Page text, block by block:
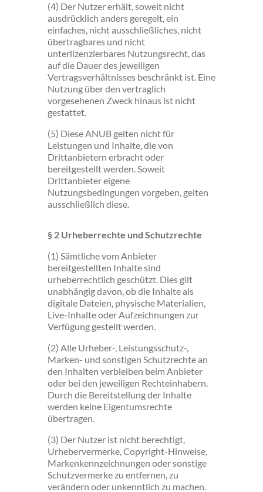
(4) Der Nutzer erhält, soweit nicht
ausdrücklich anders geregelt, ein
einfaches, nicht ausschließliches, nicht
übertragbares und nicht
unterlizenzierbares Nutzungsrecht, das
auf die Dauer des jeweiligen
Vertragsverhältnisses beschränkt ist. Eine
Nutzung über den vertraglich
vorgesehenen Zweck hinaus ist nicht
gestattet.
(5) Diese ANUB gelten nicht für
Leistungen und Inhalte, die von
Drittanbietern erbracht oder
bereitgestellt werden. Soweit
Drittanbieter eigene
Nutzungsbedingungen vorgeben, gelten
ausschließlich diese.
§ 2 Urheberrechte und Schutzrechte
(1) Sämtliche vom Anbieter
bereitgestellten Inhalte sind
urheberrechtlich geschützt. Dies gilt
unabhängig davon, ob die Inhalte als
digitale Dateien, physische Materialien,
Live-Inhalte oder Aufzeichnungen zur
Verfügung gestellt werden.
(2) Alle Urheber-, Leistungsschutz-,
Marken- und sonstigen Schutzrechte an
den Inhalten verbleiben beim Anbieter
oder bei den jeweiligen Rechteinhabern.
Durch die Bereitstellung der Inhalte
werden keine Eigentumsrechte
übertragen.
(3) Der Nutzer ist nicht berechtigt,
Urhebervermerke, Copyright-Hinweise,
Markenkennzeichnungen oder sonstige
Schutzvermerke zu entfernen, zu
verändern oder unkenntlich zu machen.